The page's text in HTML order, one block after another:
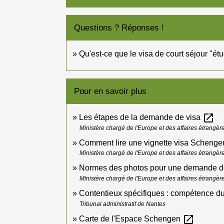
Questions ? Réponses !
Qu'est-ce que le visa de court séjour
Pour en savoir plus
Les étapes de la demande de visa open_in_new
Ministère chargé de l'Europe et des affaires
Comment lire une vignette visa
Ministère chargé de l'Europe et des affaires
Normes des photos pour une demande
Ministère chargé de l'Europe et des affaires
Contentieux spécifiques : compétence
Tribunal administratif de Nantes
Carte de l'Espace Schengen open_in_new